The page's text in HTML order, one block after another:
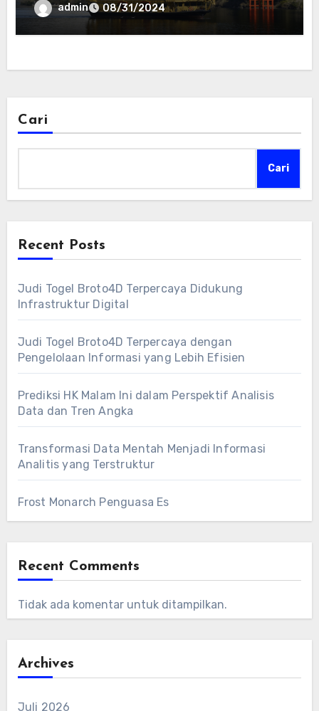
admin 08/31/2024
Cari
Cari
Recent Posts
Judi Togel Broto4D Terpercaya Didukung
Infrastruktur Digital
Judi Togel Broto4D Terpercaya dengan
Pengelolaan Informasi yang Lebih Efisien
Prediksi HK Malam Ini dalam Perspektif Analisis
Data dan Tren Angka
Transformasi Data Mentah Menjadi Informasi
Analitis yang Terstruktur
Frost Monarch Penguasa Es
Recent Comments
Tidak ada komentar untuk ditampilkan.
Archives
Juli 2026